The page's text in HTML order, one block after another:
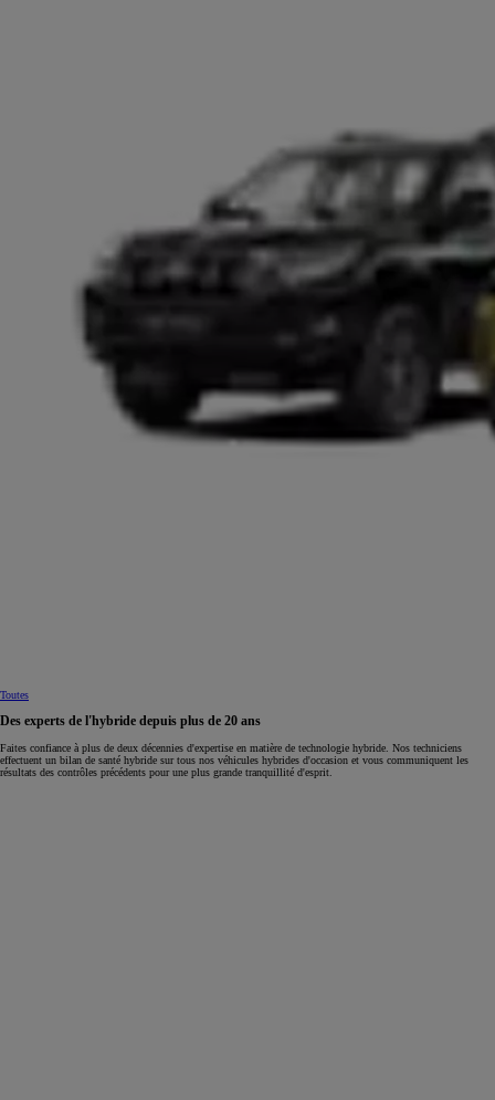
Toutes
Des experts de l'hybride depuis plus de 20 ans
Faites confiance à plus de deux décennies d'expertise en matière de technologie hybride. Nos techniciens
effectuent un bilan de santé hybride sur tous nos véhicules hybrides d'occasion et vous communiquent les
résultats des contrôles précédents pour une plus grande tranquillité d'esprit.